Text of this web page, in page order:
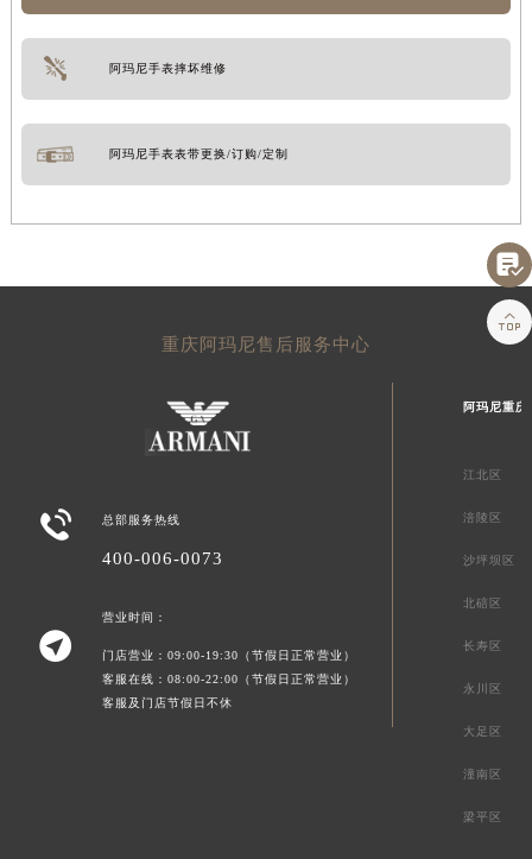
阿玛尼手表摔坏维修
阿玛尼手表表带更换/订购/定制
重庆阿玛尼售后服务中心
 总部服务热线
400-006-0073

营业时间：
门店营业：09:00-19:30（节假日正常营业）
客服在线：08:00-22:00（节假日正常营业）
客服及门店节假日不休
阿玛尼重
江北区
涪陵区
沙坪坝区
北碚区
长寿区
永川区
大足区
潼南区
梁平区

